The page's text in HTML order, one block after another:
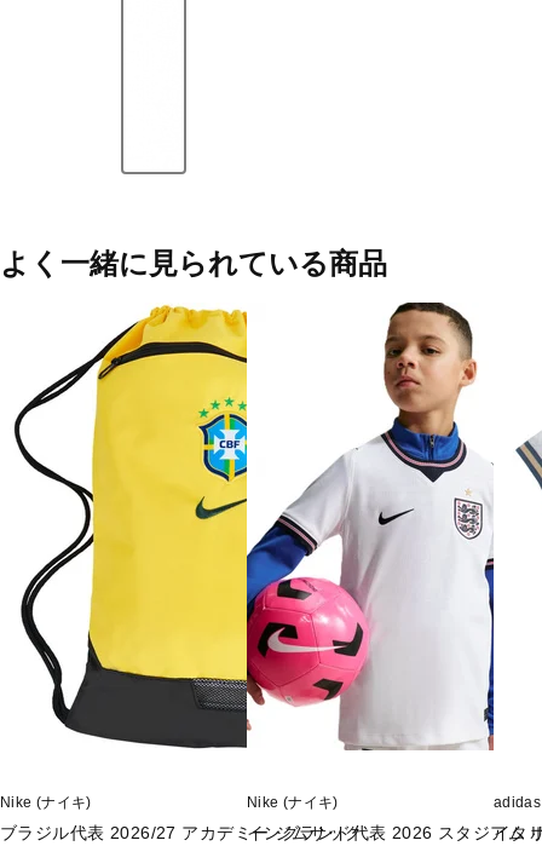
よく一緒に見られている商品
Nike (ナイキ)
ブラジル代表 2026/27 アカデミー ジムサック
Nike (ナイキ)
イングランド代表 2026 スタジアム
イタ